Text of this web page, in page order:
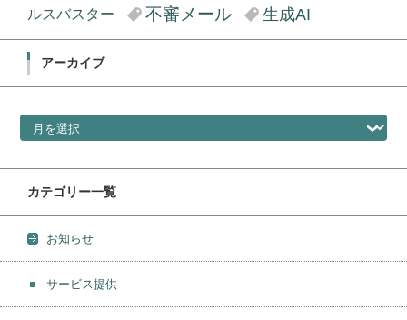
ルスバスター 不審メール 生成AI
アーカイブ
カテゴリー一覧
お知らせ
サービス提供